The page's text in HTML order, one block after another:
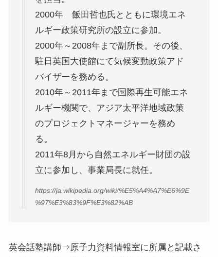
2000年 飯田哲也氏とともに環境エネ
ルギー政策研究所の設立に参加。
2000年～2008年まで副所長。その後、
駐日英国大使館にて気候変動政策アド
バイザーを務める。
2010年～2011年まで国際再生可能エネ
ルギー機関で、アジア太平洋地域政策
のプロジェクトマネージャーを務め
る。
2011年8月から自然エネルギー財団の設
立に参加し、事業局長に就任。
https://ja.wikipedia.org/wiki/%E5%A4%A7%E6%9E
%97%E3%83%9F%E3%82%AB
英会話塾講師⇒原子力資料情報室に所属と記載さ